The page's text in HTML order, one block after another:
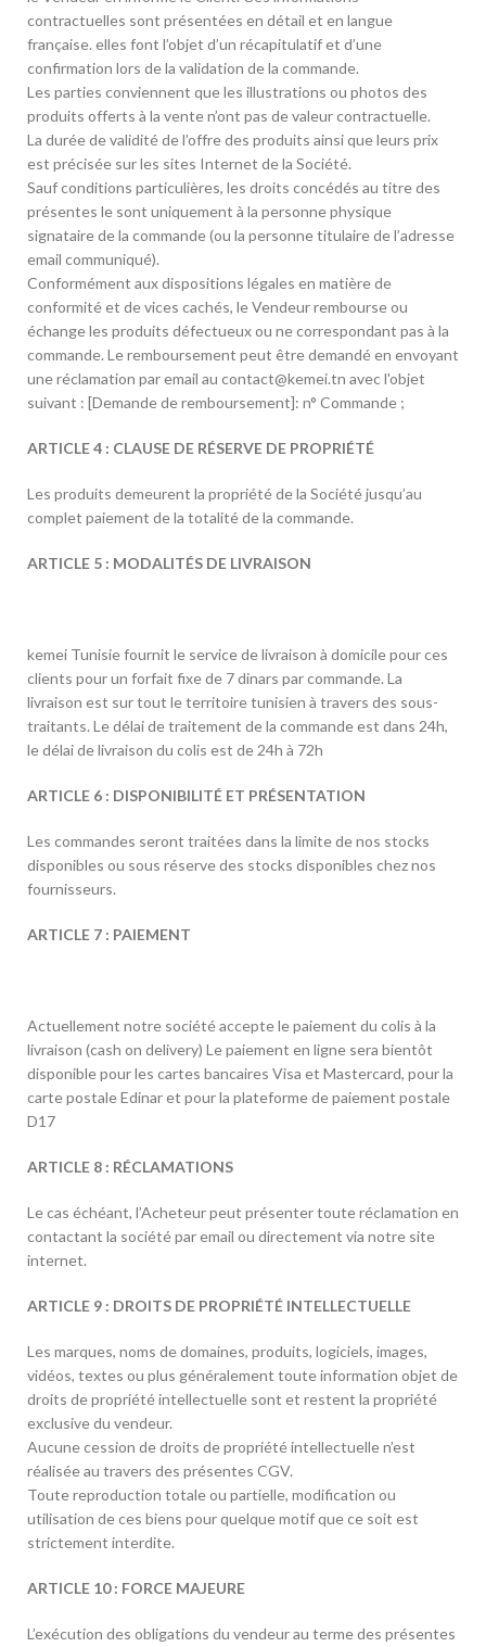
contractuelles sont présentées en détail et en langue
française. elles font l’objet d’un récapitulatif et d’une
confirmation lors de la validation de la commande.
Les parties conviennent que les illustrations ou photos des
produits offerts à la vente n’ont pas de valeur contractuelle.
La durée de validité de l’offre des produits ainsi que leurs prix
est précisée sur les sites Internet de la Société.
Sauf conditions particulières, les droits concédés au titre des
présentes le sont uniquement à la personne physique
signataire de la commande (ou la personne titulaire de l’adresse
email communiqué).
Conformément aux dispositions légales en matière de
conformité et de vices cachés, le Vendeur rembourse ou
échange les produits défectueux ou ne correspondant pas à la
commande. Le remboursement peut être demandé en envoyant
une réclamation par email au contact@kemei.tn avec l'objet
suivant : [Demande de remboursement]: n° Commande ;
ARTICLE 4 : CLAUSE DE RÉSERVE DE PROPRIÉTÉ
Les produits demeurent la propriété de la Société jusqu’au
complet paiement de la totalité de la commande.
ARTICLE 5 : MODALITÉS DE LIVRAISON
kemei Tunisie fournit le service de livraison à domicile pour ces
clients pour un forfait fixe de 7 dinars par commande. La
livraison est sur tout le territoire tunisien à travers des sous-
traitants. Le délai de traitement de la commande est dans 24h,
le délai de livraison du colis est de 24h à 72h
ARTICLE 6 : DISPONIBILITÉ ET PRÉSENTATION
Les commandes seront traitées dans la limite de nos stocks
disponibles ou sous réserve des stocks disponibles chez nos
fournisseurs.
ARTICLE 7 : PAIEMENT
Actuellement notre société accepte le paiement du colis à la
livraison (cash on delivery) Le paiement en ligne sera bientôt
disponible pour les cartes bancaires Visa et Mastercard, pour la
carte postale Edinar et pour la plateforme de paiement postale
D17
ARTICLE 8 : RÉCLAMATIONS
Le cas échéant, l’Acheteur peut présenter toute réclamation en
contactant la société par email ou directement via notre site
internet.
ARTICLE 9 : DROITS DE PROPRIÉTÉ INTELLECTUELLE
Les marques, noms de domaines, produits, logiciels, images,
vidéos, textes ou plus généralement toute information objet de
droits de propriété intellectuelle sont et restent la propriété
exclusive du vendeur.
Aucune cession de droits de propriété intellectuelle n’est
réalisée au travers des présentes CGV.
Toute reproduction totale ou partielle, modification ou
utilisation de ces biens pour quelque motif que ce soit est
strictement interdite.
ARTICLE 10 : FORCE MAJEURE
L’exécution des obligations du vendeur au terme des présentes